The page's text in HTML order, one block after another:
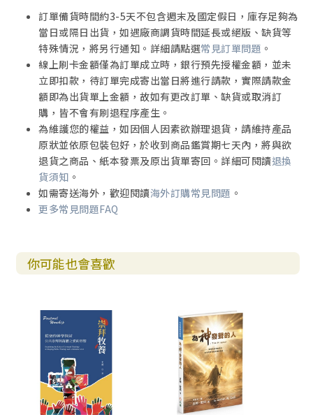
我是開始，我是終結。
我要把生命的泉水白白賜給那口渴的人喝。
得勝的要承受這些為業；
我要作他的神，他要作我的兒子。
啟示錄二十一章5∼7節（和合本2010）
聖經的最後一卷書啟示錄，有一些最適合開始新的一年的話
語，能讓我們著手規畫行事曆的頁面。艾略特（T. S. Eliot）
在〈小吉丁〉（Little Gidding）寫道：
我們稱為開始的地方往往是結束，
而宣告結束就是著手開始。
「終點就是我們出發的地方。」聖經的結尾，是我們新的一
在新年的這一天，會有的特別心情和典型心理是展望未來。
我們有著許多在前頭開展的全新日子。面對它們，我們充滿
好奇，也不免惶恐。好些外行的先知做出各式各樣預言。星
座雜誌和占星專家來到他們的高峰旺季。報章雜誌上激增的
文章內容包括：商業前景、藝文展望、政治預測、期待的社
會改變。即使這些林林總總，也沒有誰能不去問個人性的問
訂單備貨時間約3-5天不包含週末及國定假日，庫存足夠為
當日或隔日出貨，如遇廠商調貨時間延長或絕版、缺貨等
特殊情況，將另行通知。詳細請點選常見訂單問題 。
線上刷卡金額僅為訂單成立時，銀行預先授權金額，並未
立即扣款，待訂單完成寄出當日將進行請款，實際請款金
額即為出貨單上金額，故如有更改訂單、缺貨或取消訂
購，皆不會有刷退程序產生。
為維護您的權益，如因個人因素欲辦理退貨，請維持產品
原狀並依原包裝包好，於收到商品鑑賞期七天內，將與欲
退貨之商品、紙本發票及原出貨單寄回。詳細可閱讀退換
貨須知 。
如需寄送海外，歡迎閱讀海外訂購常見問題 。
更多常見問題FAQ
你可能也會喜歡